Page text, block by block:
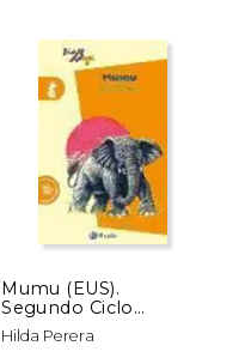
Mumu (EUS).
Segundo Ciclo
Educación Primaria.
Libro De Lectura del
Hilda Perera